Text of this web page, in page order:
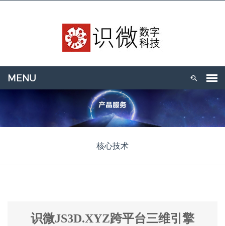
核心技术
识微JS3D.XYZ跨平台三维引擎